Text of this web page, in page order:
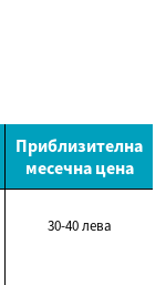
Приблизителна
месечна цена
30-40 лева